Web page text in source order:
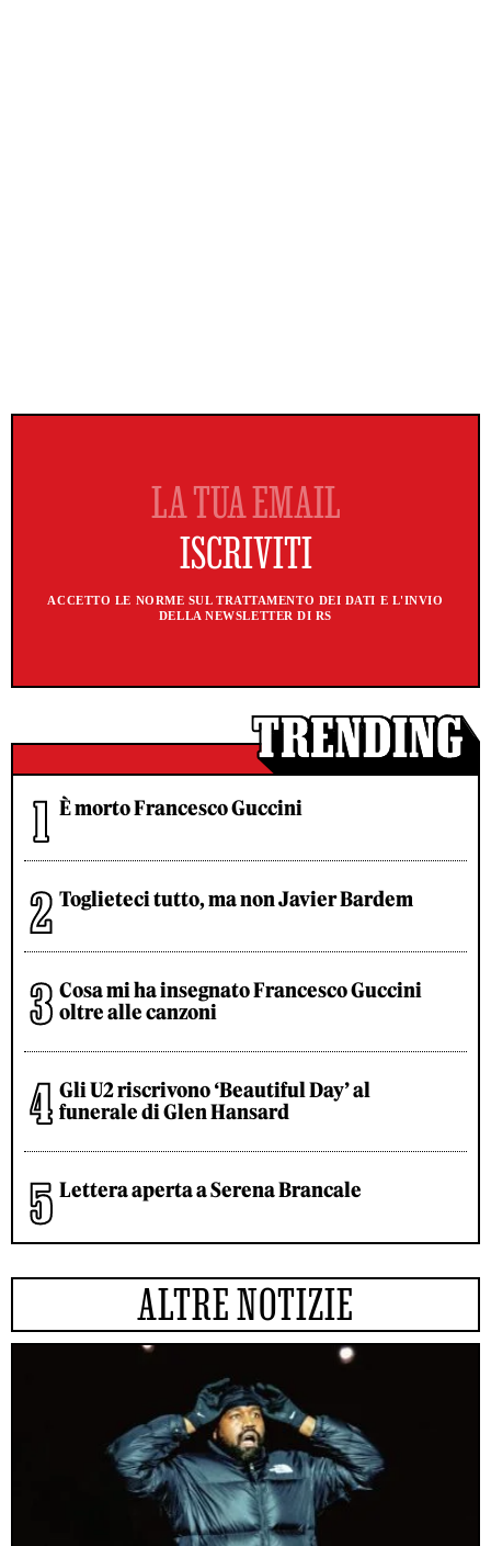
ACCETTO LE NORME SUL TRATTAMENTO DEI DATI E L'INVIO
DELLA NEWSLETTER DI RS
È morto Francesco Guccini
Toglieteci tutto, ma non Javier Bardem
Cosa mi ha insegnato Francesco Guccini
oltre alle canzoni
Gli U2 riscrivono ‘Beautiful Day’ al
funerale di Glen Hansard
Lettera aperta a Serena Brancale
ALTRE NOTIZIE